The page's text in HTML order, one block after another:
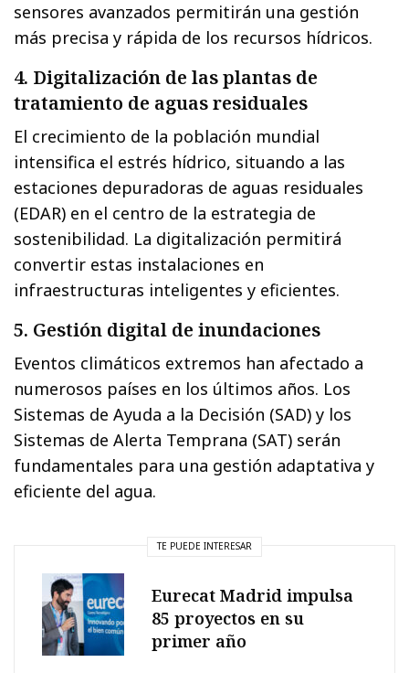
sensores avanzados permitirán una gestión
más precisa y rápida de los recursos hídricos.
4. Digitalización de las plantas de
tratamiento de aguas residuales
El crecimiento de la población mundial
intensifica el estrés hídrico, situando a las
estaciones depuradoras de aguas residuales
(EDAR) en el centro de la estrategia de
sostenibilidad. La digitalización permitirá
convertir estas instalaciones en
infraestructuras inteligentes y eficientes.
5. Gestión digital de inundaciones
Eventos climáticos extremos han afectado a
numerosos países en los últimos años. Los
Sistemas de Ayuda a la Decisión (SAD) y los
Sistemas de Alerta Temprana (SAT) serán
fundamentales para una gestión adaptativa y
eficiente del agua.
TE PUEDE INTERESAR
Eurecat Madrid impulsa
85 proyectos en su
primer año